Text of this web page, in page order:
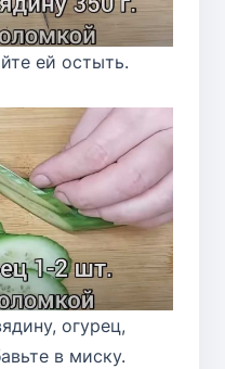
ей остыть.
огурец,
в миску.